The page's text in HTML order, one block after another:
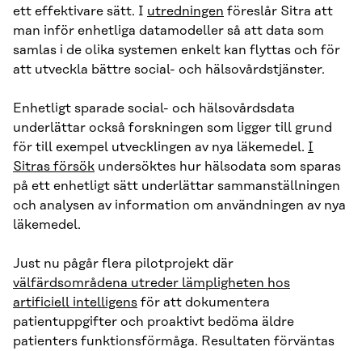
ett effektivare sätt. I utredningen föreslår Sitra att
man inför enhetliga datamodeller så att data som
samlas i de olika systemen enkelt kan flyttas och för
att utveckla bättre social- och hälsovårdstjänster.
Enhetligt sparade social- och hälsovårdsdata
underlättar också forskningen som ligger till grund
för till exempel utvecklingen av nya läkemedel. I
Sitras försök undersöktes hur hälsodata som sparas
på ett enhetligt sätt underlättar sammanställningen
och analysen av information om användningen av nya
läkemedel.
Just nu pågår flera pilotprojekt där
välfärdsområdena utreder lämpligheten hos
artificiell intelligens för att dokumentera
patientuppgifter och proaktivt bedöma äldre
patienters funktionsförmåga. Resultaten förväntas